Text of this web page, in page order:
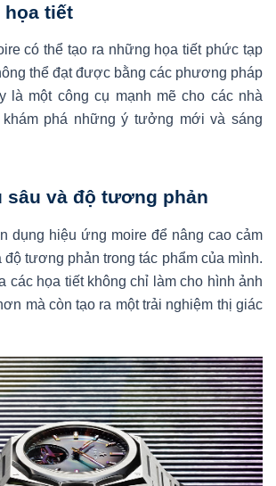
họa tiết
có thể tạo ra những họa tiết phức tạp
thể đạt được bằng các phương pháp
là một công cụ mạnh mẽ cho các nhà
phá những ý tưởng mới và sáng
sâu và độ tương phản
dụng hiệu ứng moire để nâng cao cảm
tương phản trong tác phẩm của mình.
các họa tiết không chỉ làm cho hình ảnh
mà còn tạo ra một trải nghiệm thị giác